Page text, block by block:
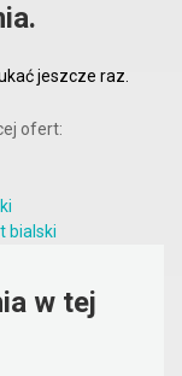
jeszcze raz.
ofert:
bialski
w tej